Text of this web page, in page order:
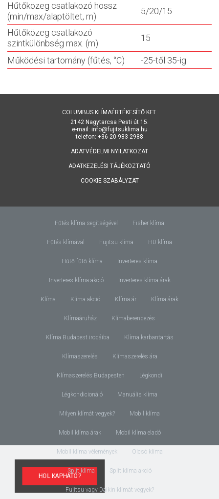
Hűtőközeg csatlakozó hossz
(min/max/alaptöltet, m)
5/20/15
Hűtőközeg csatlakozó
szintkülönbség max. (m)
15
Működési tartomány (fűtés, °C) -25-től 35-ig
HOL KAPHATÓ?
COLUMBUS KLÍMAÉRTÉKESÍTŐ KFT.
2142 Nagytarcsa Pesti út 15.
e-mail: info@fujitsuklima.hu
telefon: +36 20 983 2988
ADATVÉDELMI NYILATKOZAT
ADATKEZELÉSI TÁJÉKOZTATÓ
COOKIE SZABÁLYZAT
Fűtés klíma segítségével Fisher klíma
Fűtés klímával Fujitsu klíma HD klíma
Hűtő-fűtő klíma Inverteres klíma
Inverteres klíma akció Inverteres klíma árak
Klíma Klíma akció Klíma ár Klíma árak
Klímaáruház Klímaberendezés
Klíma Budapest irodáiba Klíma karbantartás
Klímaszerelés Klímaszerelés ára
Klímaszerelés Budapesten Légkondi
Légkondicionáló Manuális klíma
Milyen klímát vegyek? Mobil klíma
Mobil klíma árak Mobil klíma eladó
Mobil klíma vélemények Olcsó klíma
Split klíma Split klíma akció
Fujitsu vagy Daikin klímát vegyek?